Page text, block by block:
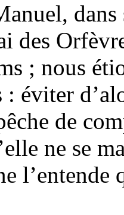
des
; nous
: éviter
de
ne se
l’entende